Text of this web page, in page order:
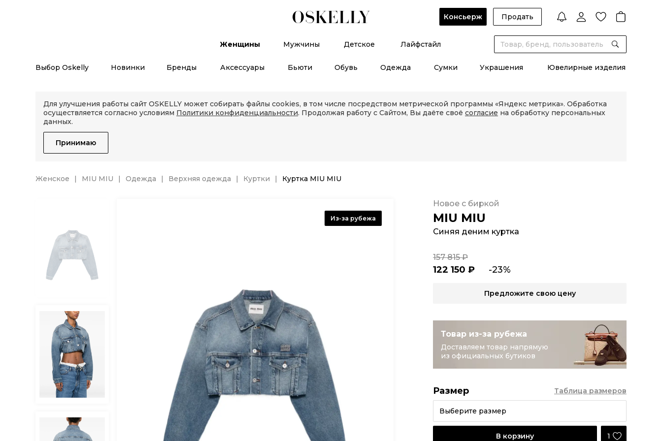
Консьерж Продать
Женщины Мужчины Детское Лайфстайл
Выбор Oskelly Новинки Бренды Аксессуары Бьюти Обувь Одежда Сумки Украшения Ювелирные изделия
Для улучшения работы сайт OSKELLY может собирать файлы cookies, в том числе посредством метрической программы «Яндекс метрика». Обработка
осуществляется согласно условиям Политики конфиденциальности. Продолжая работу с Сайтом, Вы даёте своё согласие на обработку персональных
данных.
Принимаю
Женское MIU MIU Одежда Верхняя одежда Куртки Куртка MIU MIU
Из-за рубежа MIU MIU
Синяя деним куртка
Новое с биркой
122 150 ₽ -23%
157 815 ₽
Предложите свою цену
Товар из-за рубежа
Доставляем товар напрямую
из официальных бутиков
Размер
Выберите размер
Таблица размеров
В корзину 1